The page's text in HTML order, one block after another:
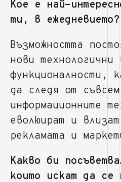
Кое е най-
ти, в ежедневието?
Възможността
нови технологични
функционалности,
да следя от
информационните
еволюират и
рекламата и
Какво би
които искат да се